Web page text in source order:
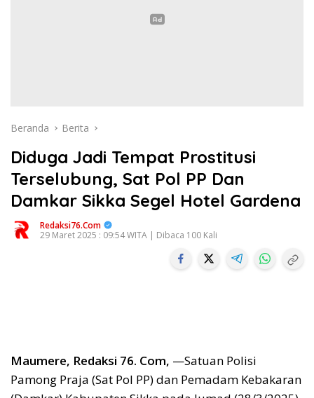
Beranda Berita
Diduga Jadi Tempat Prostitusi
Terselubung, Sat Pol PP Dan
Damkar Sikka Segel Hotel Gardena
Redaksi76.com
29 Maret 2025 : 09:54 WITA | Dibaca 100 Kali
Maumere, Redaksi 76. Com, —Satuan Polisi
Pamong Praja (Sat Pol PP) dan Pemadam Kebakaran